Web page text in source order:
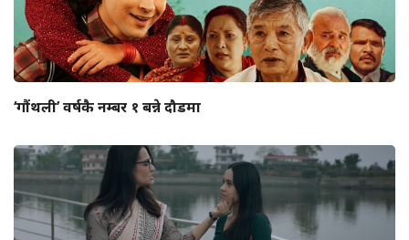
‘गौंथली’ वर्षकै नम्बर १ बन्ने दौडमा